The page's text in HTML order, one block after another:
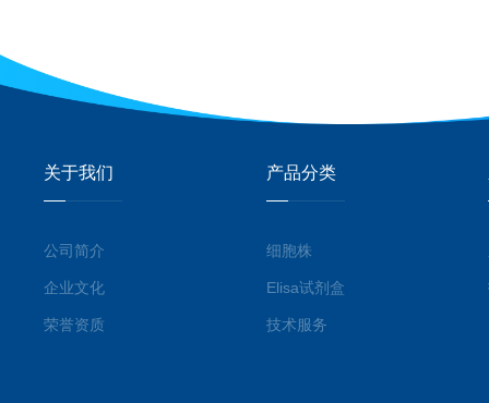
关于我们
公司简介
企业文化
荣誉资质
产品分类
细胞株
Elisa试剂盒
技术服务